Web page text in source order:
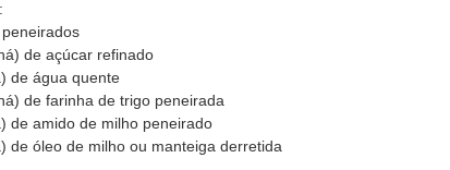
de açúcar refinado
de água quente
de farinha de trigo peneirada
de amido de milho peneirado
de óleo de milho ou manteiga derretida